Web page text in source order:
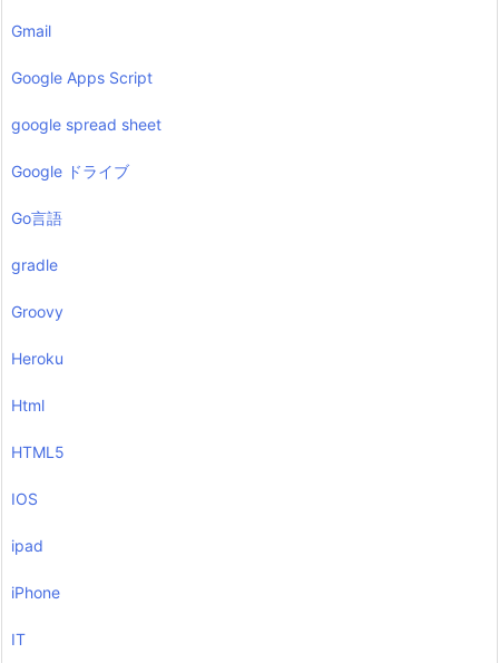
Gmail
Google Apps Script
google spread sheet
Google ドライブ
Go言語
gradle
Groovy
Heroku
Html
HTML5
IOS
ipad
iPhone
IT